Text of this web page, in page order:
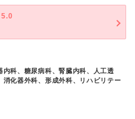
5.0
科、糖尿病科、腎臓内科、人工透
化器外科、形成外科、リハビリテー